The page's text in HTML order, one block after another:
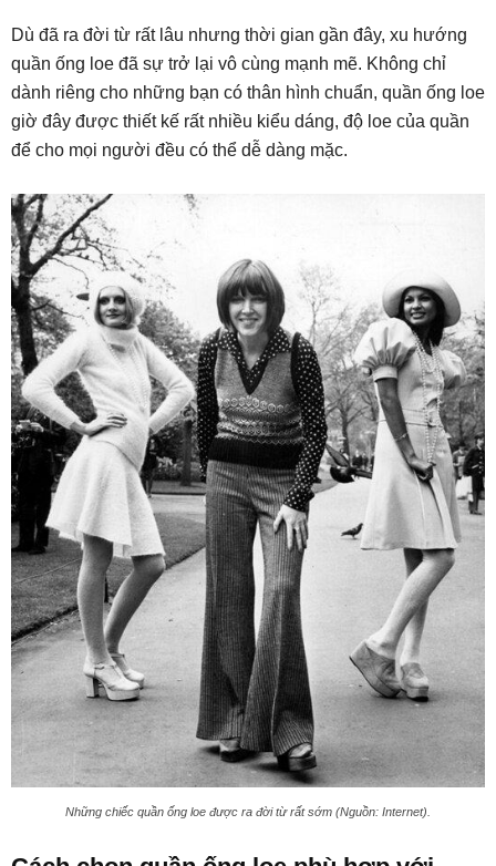
Dù đã ra đời từ rất lâu nhưng thời gian gần đây, xu hướng
quần ống loe đã sự trở lại vô cùng mạnh mẽ. Không chỉ
dành riêng cho những bạn có thân hình chuẩn, quần ống loe
giờ đây được thiết kế rất nhiều kiểu dáng, độ loe của quần
để cho mọi người đều có thể dễ dàng mặc.
Những chiếc quần ống loe được ra đời từ rất sớm (Nguồn: Internet).